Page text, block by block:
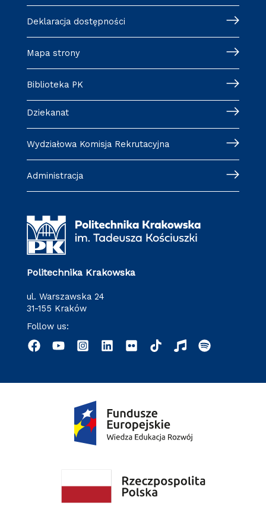
Deklaracja dostępności
Mapa strony
Biblioteka PK
Dziekanat
Wydziałowa Komisja Rekrutacyjna
Administracja
Politechnika Krakowska
ul. Warszawska 24
31-155 Kraków
Follow us: